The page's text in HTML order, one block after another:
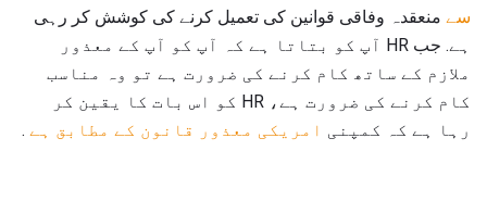
سے منعقدہ وفاقی قوانین کی تعمیل کرنے کی کوشش کر رہی
ہے. جب HR آپ کو بتاتا ہے کہ آپ کو آپ کے معذور
ملازم کے ساتھ کام کرنے کی ضرورت ہے تو وہ مناسب
کام کرنے کی ضرورت ہے، HR کو اس بات کا یقین کر
رہا ہے کہ کمپنی امریکی معذور قانون کے مطابق ہے .